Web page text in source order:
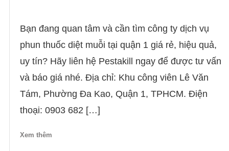
Bạn đang quan tâm và cần tìm công ty dịch vụ
phun thuốc diệt muỗi tại quận 1 giá rẻ, hiệu quả,
uy tín? Hãy liên hệ Pestakill ngay để được tư vấn
và báo giá nhé. Địa chỉ: Khu công viên Lê Văn
Tám, Phường Đa Kao, Quận 1, TPHCM. Điện
thoại: 0903 682 […]
Xem thêm